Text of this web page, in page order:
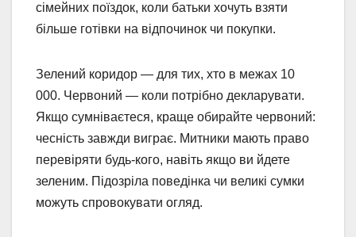
сімейних поїздок, коли батьки хочуть взяти
більше готівки на відпочинок чи покупки.
Зелений коридор — для тих, хто в межах 10
000. Червоний — коли потрібно декларувати.
Якщо сумніваєтеся, краще обирайте червоний:
чесність завжди виграє. Митники мають право
перевіряти будь-кого, навіть якщо ви йдете
зеленим. Підозріла поведінка чи великі сумки
можуть спровокувати огляд.